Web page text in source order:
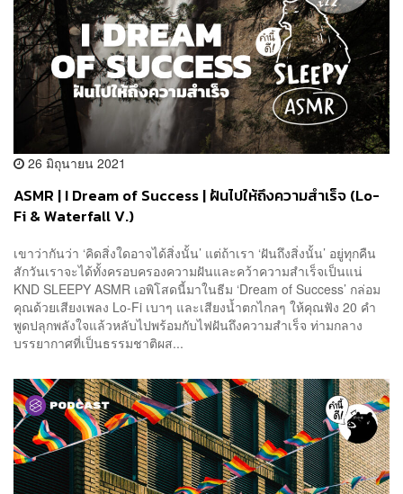
26 มิถุนายน 2021
ASMR | I Dream of Success | ฝันไปให้ถึงความสำเร็จ (Lo-
Fi & Waterfall V.)
เขาว่ากันว่า ‘คิดสิ่งใดอาจได้สิ่งนั้น’ แต่ถ้าเรา ‘ฝันถึงสิ่งนั้น’ อยู่ทุกคืน
สักวันเราจะได้ทั้งครอบครองความฝันและคว้าความสำเร็จเป็นแน่
KND SLEEPY ASMR เอพิโสดนี้มาในธีม ‘Dream of Success’ กล่อม
คุณด้วยเสียงเพลง Lo-Fi เบาๆ และเสียงน้ำตกไกลๆ ให้คุณฟัง 20 คำ
พูดปลุกพลังใจแล้วหลับไปพร้อมกับไฟฝันถึงความสำเร็จ ท่ามกลาง
บรรยากาศที่เป็นธรรมชาติผส...